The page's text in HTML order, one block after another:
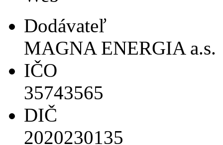
Dodávateľ
MAGNA ENERGIA a.s.
IČO
35743565
DIČ
2020230135